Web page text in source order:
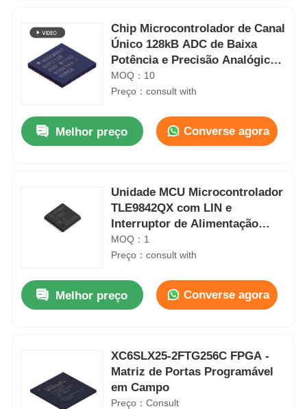
Chip Microcontrolador de Canal
Único 128kB ADC de Baixa
Potência e Precisão Analógica
ADUCM361BCPZ128
MOQ：10
Preço：consult with
Melhor preço Converse agora
Unidade MCU Microcontrolador
TLE9842QX com LIN e
Interruptor de Alimentação
para Automóvel
MOQ：1
Preço：consult with
Melhor preço Converse agora
XC6SLX25-2FTG256C FPGA -
Matriz de Portas Programável
em Campo
Preço：Consult